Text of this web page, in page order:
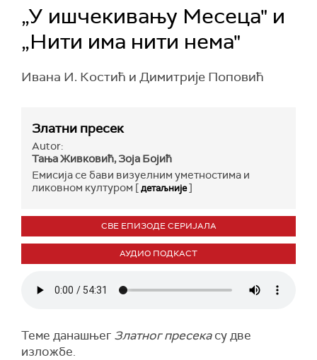
„У ишчекивању Месеца" и
„Нити има нити нема"
Ивана И. Костић и Димитрије Поповић
Златни пресек
Autor:
Тања Живковић, Зоја Бојић
Емисија се бави визуелним уметностима и
ликовном културом [детаљније]
СВЕ ЕПИЗОДЕ СЕРИЈАЛА
АУДИО ПОДКАСТ
Теме данашњег Златног пресекасу две
изложбе.